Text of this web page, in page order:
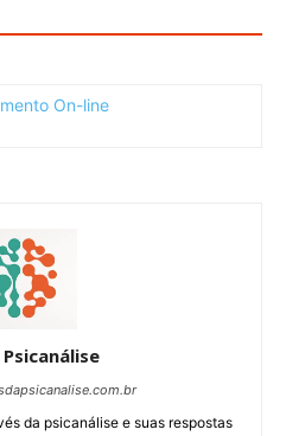
da psicanálise e suas respostas